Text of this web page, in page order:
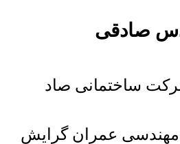
صادقی
ساختمانی صاد
عمران گرایش